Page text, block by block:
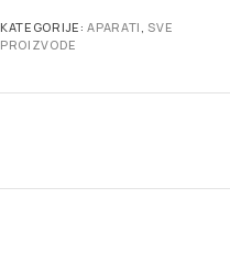
KATEGORIJE:APARATI , SVE
PROIZVODE